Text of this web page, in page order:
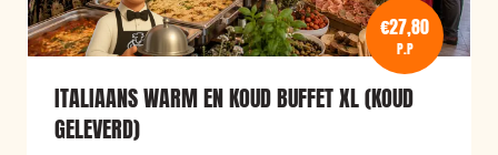
€27,80
P.P
ITALIAANS WARM EN KOUD BUFFET XL (KOUD
GELEVERD)